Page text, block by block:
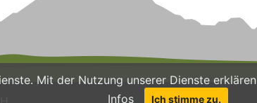
Mit der Nutzung unserer Dienste
Infos
Ich stimme zu.